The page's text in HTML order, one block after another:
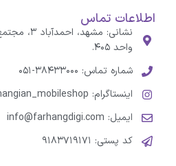
اطلاعات تماس
واحد ۴۰۵.
شماره تماس: ۳۸۴۳۳۰۰۰-۰۵۱
اینستاگرام: Farhangian_mobileshop@
ایمیل: info@farhangdigi.com
کد پستی: ۹۱۸۳۷۱۹۱۷۱